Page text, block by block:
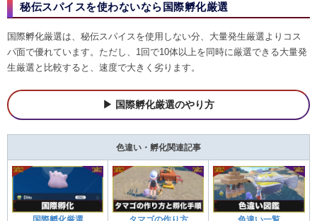
秘伝スパイスを使わないなら国際孵化厳選
国際孵化厳選は、秘伝スパイスを使用しない分、大量発生厳選よりコス
パ面で優れています。ただし、1回で10体以上を同時に厳選できる大量発
生厳選と比較すると、速度で大きく劣ります。
国際孵化厳選のやり方
色違い・孵化関連記事